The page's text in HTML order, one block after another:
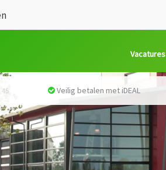
Vacatures
Veilig betalen met iDEAL